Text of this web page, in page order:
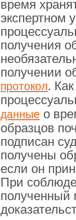
время
получения
получении
протокол.
данные о
образцов
подписан
получены
если он
При
полученный